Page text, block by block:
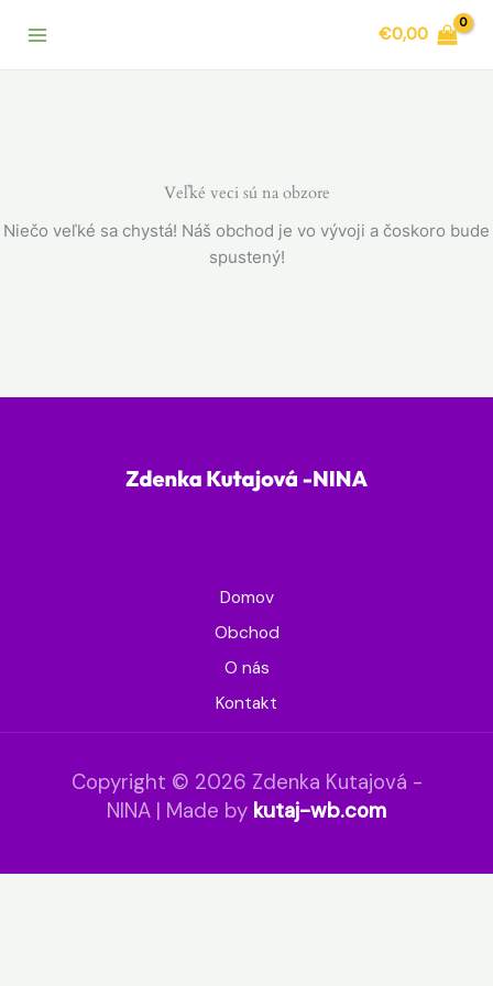
€0,00
Veľké veci sú na obzore
Niečo veľké sa chystá! Náš obchod je vo vývoji a čoskoro bude
spustený!
Domov
Obchod
O nás
Kontakt
Copyright © 2026 Zdenka Kutajová -
NINA | Made by kutaj-wb.com